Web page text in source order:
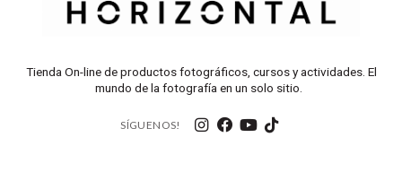
Tienda On-line de productos fotográficos, cursos y actividades. El
mundo de la fotografía en un solo sitio.
SÍGUENOS!